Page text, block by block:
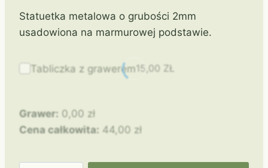
Statuetka metalowa o grubości 2mm
usadowiona na marmurowej podstawie.
Tabliczka z grawerem15,00 ZŁ
Grawer: 0,00 zł
Cena całkowita: 44,00 zł